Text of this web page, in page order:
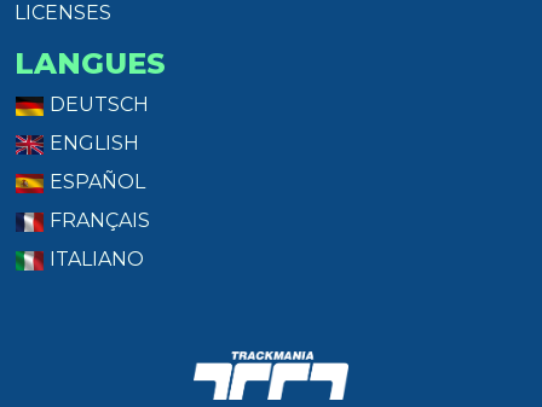
LICENSES
LANGUES
DEUTSCH
ENGLISH
ESPAÑOL
FRANÇAIS
ITALIANO